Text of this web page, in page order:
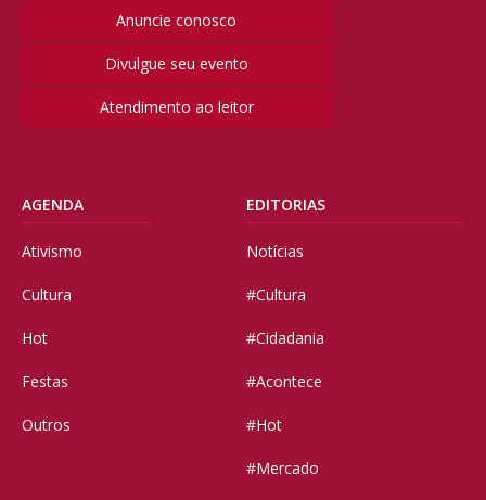
Anuncie conosco
Divulgue seu evento
Atendimento ao leitor
AGENDA
Ativismo
Cultura
Hot
Festas
Outros
EDITORIAS
Notícias
#Cultura
#Cidadania
#Acontece
#Hot
#Mercado